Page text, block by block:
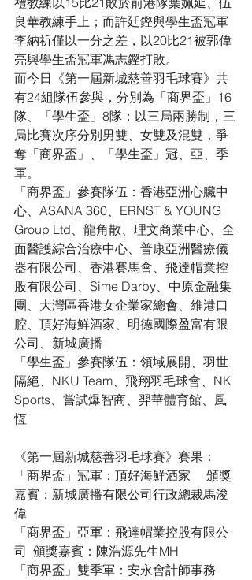
良華教練手上；而許廷鏗與學生盃冠軍
李納祈僅以一分之差，以20比21被郭偉
亮與學生盃冠軍馮志鏗打敗。
而今日《第一屆新城慈善羽毛球賽》共
有24組隊伍參與，分別為「商界盃」16
隊、「學生盃」8隊；以三局兩勝制，三
局比賽次序分別男雙、女雙及混雙，爭
奪「商界盃」、「學生盃」冠、亞、季
軍。
「商界盃」參賽隊伍：香港亞洲心臟中
心、ASANA 360、ERNST & YOUNG
Group Ltd、龍角散、理文商業中心、全
面醫護綜合治療中心、普康亞洲醫療儀
器有限公司、香港賽馬會、飛達帽業控
股有限公司、Sime Darby、中原金融集
團、大灣區香港女企業家總會、維港口
腔、頂好海鮮酒家、明德國際盈富有限
公司、新城廣播
「學生盃」參賽隊伍：領域展開、羽世
隔絕、NKU Team、飛翔羽毛球會、NK
Sports、嘗試爆智商、羿華體育館、風
恆
《第一屆新城慈善羽毛球賽》賽果：
「商界盃」冠軍：頂好海鮮酒家 　頒獎
嘉賓：新城廣播有限公司行政總裁馬浚
偉
「商界盃」亞軍：飛達帽業控股有限公
司  頒獎嘉賓：陳浩源先生MH
「商界盃」雙季軍：安永會計師事務